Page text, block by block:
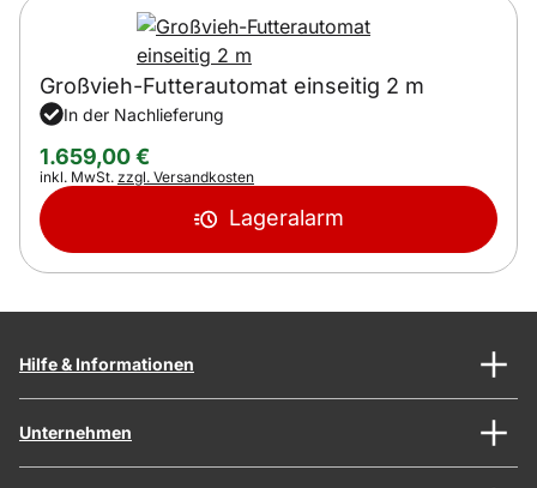
Großvieh-Futterautomat einseitig 2 m
In der Nachlieferung
1.659,00€
Steuerhinweis:
inkl. MwSt. zzgl. Versandkosten
Lageralarm
Hilfe & Informationen
Unternehmen